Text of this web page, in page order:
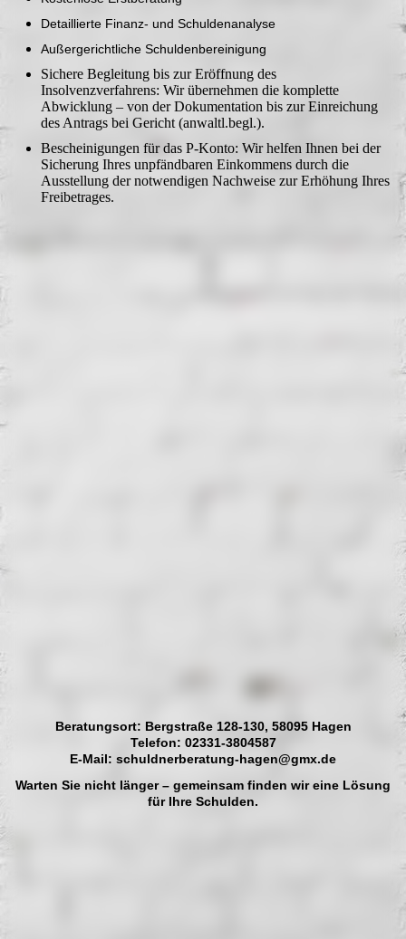
Detaillierte Finanz- und Schuldenanalyse
Außergerichtliche Schuldenbereinigung
Sichere Begleitung bis zur Eröffnung des
Insolvenzverfahrens: Wir übernehmen die komplette
Abwicklung – von der Dokumentation bis zur Einreichung
des Antrags bei Gericht (anwaltl.begl.).
Bescheinigungen für das P-Konto: Wir helfen Ihnen bei der
Sicherung Ihres unpfändbaren Einkommens durch die
Ausstellung der notwendigen Nachweise zur Erhöhung Ihres
Freibetrages.
Beratungsort: Bergstraße 128-130, 58095 Hagen
Telefon: 02331-3804587
E-Mail: schuldnerberatung-hagen@gmx.de
Warten Sie nicht länger – gemeinsam finden wir eine Lösung
für Ihre Schulden.